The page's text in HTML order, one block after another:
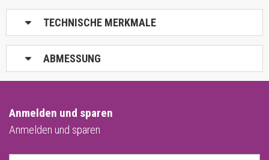
TECHNISCHE MERKMALE
ABMESSUNG
Anmelden und sparen
Anmelden und sparen